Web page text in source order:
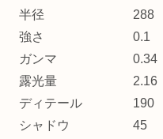
半径 288
強さ 0.1
ガンマ 0.34
露光量 2.16
ディテール 190
シャドウ 45